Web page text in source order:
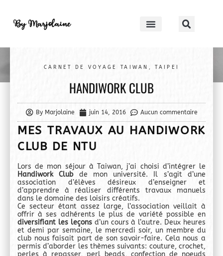
By Marjolaine
CARNET DE VOYAGE TAIWAN ,TAIPEI
HANDIWORK CLUB
By Marjolaine juin 14, 2016 Aucun commentaire
MES TRAVAUX AU HANDIWORK
CLUB DE NTU
Lors de mon séjour à Taiwan, j’ai choisi d’intégrer le
Handiwork Clubde mon université. Il s’agit d’une
association d’élèves désireux d’enseigner et
d’apprendre à réaliser différents travaux manuels
dans le domaine des loisirs créatifs.
Ce secteur étant assez large, l’association veillait à
offrir à ses adhérents le plus de variété possible en
diversifiant les leçonsd’un cours à l’autre. Deux heures
et demi par semaine, le mercredi soir, un membre du
club nous faisait part de son savoir-faire. Cela nous a
permis d’aborder les thèmes suivants: couture, crochet,
perles à repasser, perl beads, confection de noeuds